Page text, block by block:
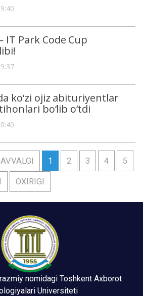
Park Code Cup
ko‘zi ojiz abituriyentlar
bo‘lib o‘tdi
AVVALGI 1 2 3 4 5
OXIRIGI
nomidagi Toshkent Axborot
Universiteti